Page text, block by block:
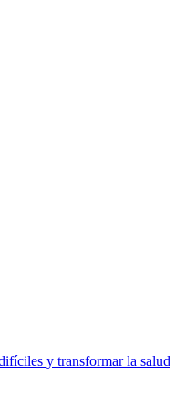
y transformar la salud